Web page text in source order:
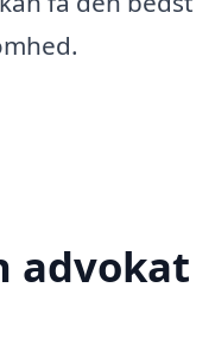
advokat